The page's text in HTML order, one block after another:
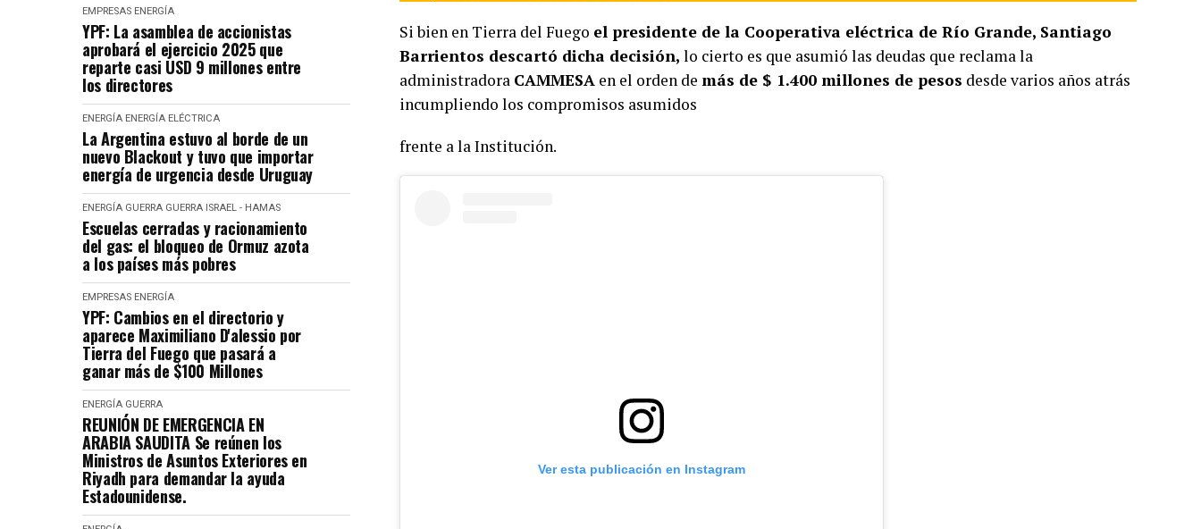
EMPRESAS ENERGÍA
YPF: La asamblea de accionistas
aprobará el ejercicio 2025 que
reparte casi USD 9 millones entre
los directores
ENERGÍA ENERGÍA ELÉCTRICA
La Argentina estuvo al borde de un
nuevo Blackout y tuvo que importar
energía de urgencia desde Uruguay
ENERGÍA GUERRA GUERRA ISRAEL - HAMAS
Escuelas cerradas y racionamiento
del gas: el bloqueo de Ormuz azota
a los países más pobres
EMPRESAS ENERGÍA
YPF: Cambios en el directorio y
aparece Maximiliano D'alessio por
Tierra del Fuego que pasará a
ganar más de $100 Millones
ENERGÍA GUERRA
REUNIÓN DE EMERGENCIA EN
ARABIA SAUDITA Se reúnen los
Ministros de Asuntos Exteriores en
Riyadh para demandar la ayuda
Estadounidense.
Si bien en Tierra del Fuego el presidente de la Cooperativa eléctrica de Río Grande, Santiago
Barrientos descartó dicha decisión, lo cierto es que asumió las deudas que reclama la
administradora CAMMESA en el orden de más de $ 1.400 millones de pesos desde varios años atrás
incumpliendo los compromisos asumidos
frente a la Institución.
Ver esta publicación en Instagram